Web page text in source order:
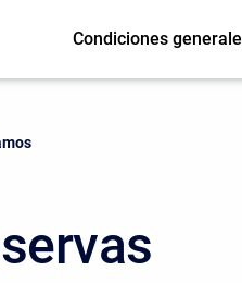
Condiciones